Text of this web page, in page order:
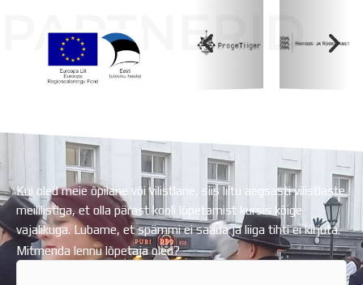
PARTNERID
Kui oled meie õpilane või vilistlane, siis liitu aegsasti vilistlaste
meililistiga, et olla pärast kooli lõpetamist kursis kõige
vajalikuga. Lubame, et spämmi ei saada ja liiga tihti ei kirjuta.
Mitmenda lennu lõpetaja oled?